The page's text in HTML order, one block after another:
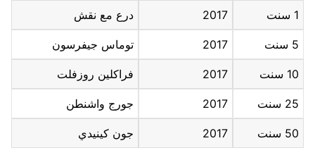
1 سنت 2017 درع مع نقش
5 سنت 2017 توماس جيفرسون
10 سنت 2017 فراكلين روزفلت
25 سنت 2017 جورج واشنطن
50 سنت 2017 جون كينيدي